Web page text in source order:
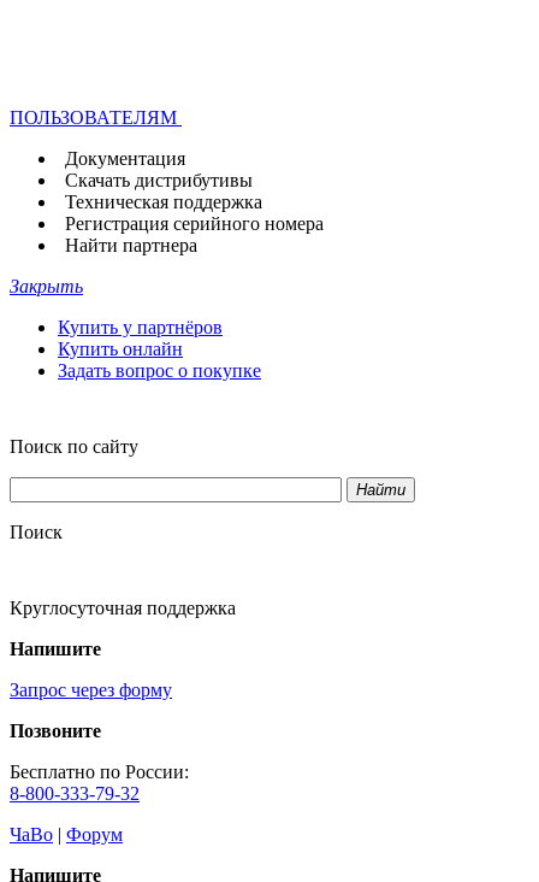
ПОЛЬЗОВАТЕЛЯМ
Документация
Скачать дистрибутивы
Техническая поддержка
Регистрация серийного номера
Найти партнера
Закрыть
Купить у партнёров
Купить онлайн
Задать вопрос о покупке
Поиск по сайту
Найти
Поиск
Круглосуточная поддержка
Напишите
Запрос через форму
Позвоните
Бесплатно по России:
8-800-333-79-32
ЧаВо | Форум
Напишите